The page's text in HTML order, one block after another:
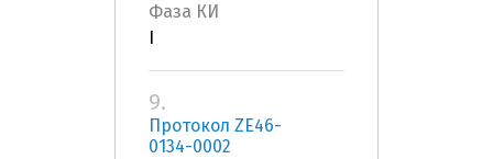
Фаза КИ
9.
Протокол ZE46-
0134-0002